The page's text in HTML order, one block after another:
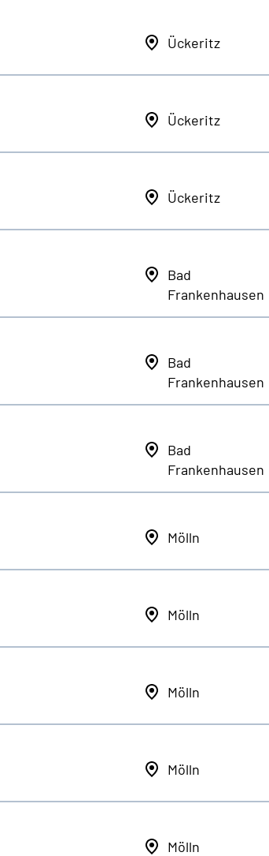
Ückeritz
Ückeritz
Ückeritz
Bad
Frankenhausen
Bad
Frankenhausen
Bad
Frankenhausen
Mölln
Mölln
Mölln
Mölln
Mölln